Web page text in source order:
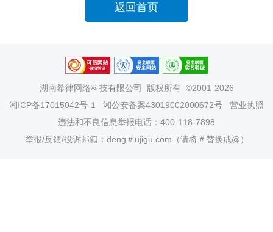
返回首页
湖南希律网络科技有限公司
版权所有 ©2001-2026
湘ICP备17015042号-1
湘公安备案43019002000672号
营业执照
违法和不良信息举报电话：400-118-7898
举报/反馈/投诉邮箱：deng＃ujigu.com（请将＃替换成@）